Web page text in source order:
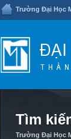
Trường Đại Học
Tìm
Trường Đại Học